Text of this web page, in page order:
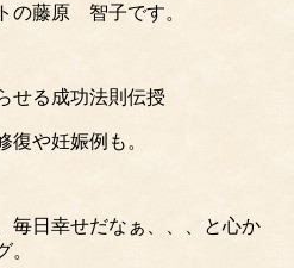
の藤原 智子です。
せる成功法則伝授
復や妊娠例も。
毎日幸せだなぁ、、、と心か
。